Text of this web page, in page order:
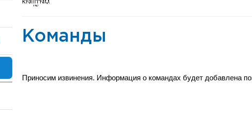
Команды
Приносим извинения. Информация о командах будет добавлена